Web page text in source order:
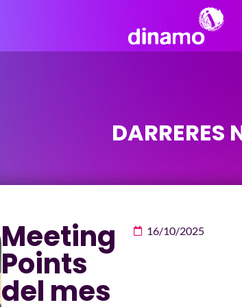
DARRERES
Meeting
Points
del mes
16/10/2025